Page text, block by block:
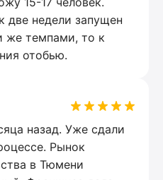
две недели запущен
же темпами, то к
отобью.
назад. Уже сдали
Рынок
в Тюмени